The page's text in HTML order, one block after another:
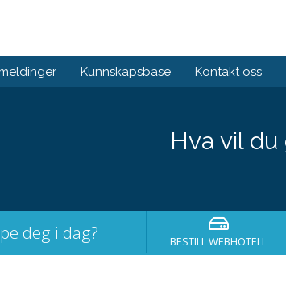
Kunnskapsbase Kontakt oss
Hva vil
deg i dag? BESTILL WEBHOTELL